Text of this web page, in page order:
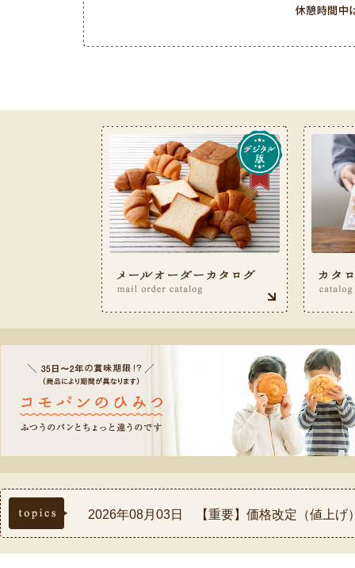
お客様サービス室フリーダイヤル 0120-487-050（
topics
2026年08月03日 【重要】価格改定（値上げ
2026年07月30日 【重要】熊本県熊本地方を
2026年07月17日 ◆お盆休み中の配送スケジ